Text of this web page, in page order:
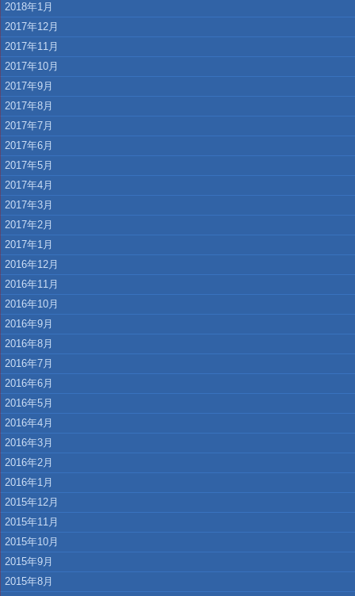
2018年1月
2017年12月
2017年11月
2017年10月
2017年9月
2017年8月
2017年7月
2017年6月
2017年5月
2017年4月
2017年3月
2017年2月
2017年1月
2016年12月
2016年11月
2016年10月
2016年9月
2016年8月
2016年7月
2016年6月
2016年5月
2016年4月
2016年3月
2016年2月
2016年1月
2015年12月
2015年11月
2015年10月
2015年9月
2015年8月